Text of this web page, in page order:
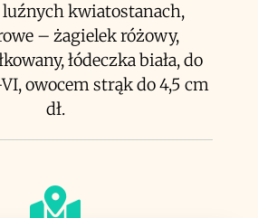
luźnych kwiatostanach,
– żagielek różowy,
łódeczka biała, do
VI, owocem strąk do 4,5 cm
dł.